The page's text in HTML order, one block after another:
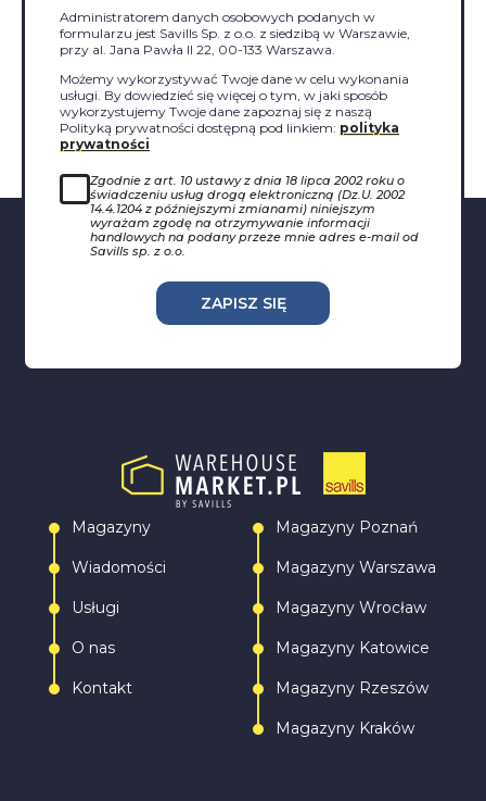
Administratorem danych osobowych podanych w
formularzu jest Savills Sp. z o.o. z siedzibą w Warszawie,
przy al. Jana Pawła II 22, 00-133 Warszawa.
Możemy wykorzystywać Twoje dane w celu wykonania
usługi. By dowiedzieć się więcej o tym, w jaki sposób
wykorzystujemy Twoje dane zapoznaj się z naszą
Polityką prywatności dostępną pod linkiem: polityka
prywatności
Zgodnie z art. 10 ustawy z dnia 18 lipca 2002 roku o
świadczeniu usług drogą elektroniczną (Dz.U. 2002
14.4.1204 z późniejszymi zmianami) niniejszym
wyrażam zgodę na otrzymywanie informacji
handlowych na podany przeze mnie adres e-mail od
Savills sp. z o.o.
ZAPISZ SIĘ
Magazyny
Wiadomości
Usługi
O nas
Kontakt
Magazyny Poznań
Magazyny Warszawa
Magazyny Wrocław
Magazyny Katowice
Magazyny Rzeszów
Magazyny Kraków